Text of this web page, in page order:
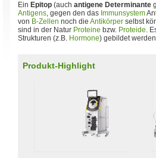
Ein Epitop (auch antigene Determinante
Antigens, gegen den das Immunsystem
von B-Zellen noch die Antikörper selbst
sind in der Natur Proteine bzw. Proteide.
Strukturen (z.B. Hormone) gebildet
Produkt-Highlight